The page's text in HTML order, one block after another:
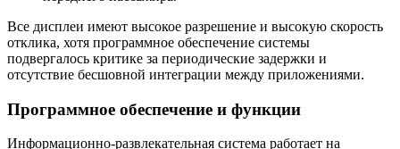
Все дисплеи имеют высокое разрешение и высокую скорость
отклика, хотя программное обеспечение системы
подвергалось критике за периодические задержки и
отсутствие бесшовной интеграции между приложениями.
Программное обеспечение и функции
Информационно-развлекательная система работает на